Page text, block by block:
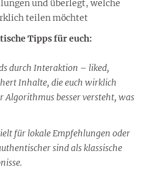
und überlegt, welche
teilen möchtet
Tipps für euch:
durch Interaktion – liked,
Inhalte, die euch wirklich
Algorithmus besser versteht, was
für lokale Empfehlungen oder
sind als klassische